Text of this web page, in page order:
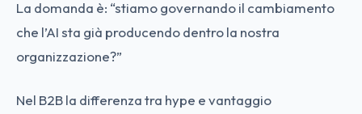
La domanda è: “stiamo governando il cambiamento
che l’AI sta già producendo dentro la nostra
organizzazione?”
Nel B2B la differenza tra hype e vantaggio